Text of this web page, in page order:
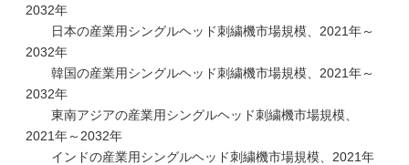
2032年
日本の産業用シングルヘッド刺繍機市場規模、2021年～
2032年
韓国の産業用シングルヘッド刺繍機市場規模、2021年～
2032年
東南アジアの産業用シングルヘッド刺繍機市場規模、
2021年～2032年
インドの産業用シングルヘッド刺繍機市場規模、2021年